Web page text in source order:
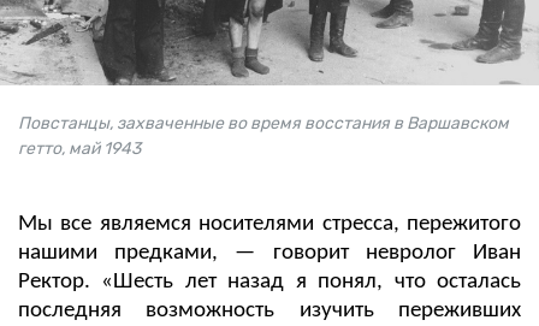
Повстанцы, захваченные во время восстания в Варшавском
гетто, май 1943
Мы все являемся носителями стресса, пережитого
нашими предками, — говорит невролог Иван
Ректор. «Шесть лет назад я понял, что осталась
последняя возможность изучить переживших